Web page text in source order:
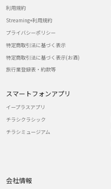
利用規約
Streaming+利用規約
プライバシーポリシー
特定商取引法に基づく表示
特定商取引法に基づく表示(お酒)
旅行業登録表・約款等
スマートフォンアプリ
イープラスアプリ
チラシクラシック
チラシミュージアム
会社情報